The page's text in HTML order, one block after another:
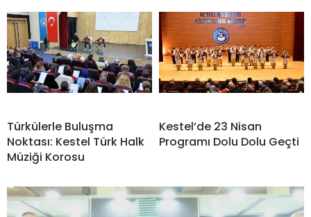
Türkülerle Buluşma
Noktası: Kestel Türk Halk
Müziği Korosu
Kestel’de 23 Nisan
Programı Dolu Dolu Geçti